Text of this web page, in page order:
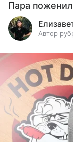
Пара
Автор